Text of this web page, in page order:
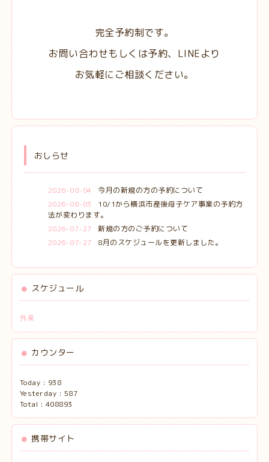
完全予約制です。
お問い合わせもしくは予約、LINEより
お気軽にご相談ください。
おしらせ
2026-08-04
今月の新規の方の予約について
2026-08-03
10/1から横浜市産後母子ケア事業の予約方
法が変わります。
2026-07-27
新規の方のご予約について
2026-07-27
8月のスケジュールを更新しました。
スケジュール
外来
カウンター
Today : 938
Yesterday : 587
Total : 408893
携帯サイト